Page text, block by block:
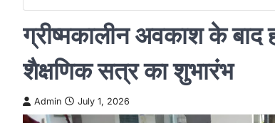
ग्रीष्मकालीन अवकाश के बाद
शैक्षणिक सत्र का शुभारंभ
Admin July 1, 2026